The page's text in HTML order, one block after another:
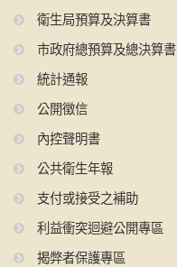
衛生局預算及決算書
市政府總預算及總決算書
統計通報
公開徵信
內控聲明書
公共衛生年報
支付或接受之補助
利益衝突迴避公開專區
揭弊者保護專區